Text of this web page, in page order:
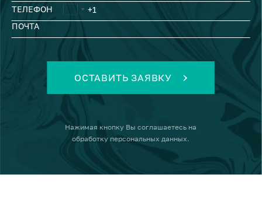
ТЕЛЕФОН
ПОЧТА
ОСТАВИТЬ ЗАЯВКУ
Нажимая кнопку Вы соглашаетесь на
обработку персональных данных.